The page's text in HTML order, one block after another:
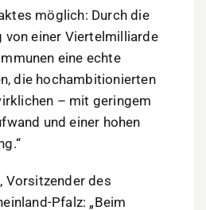
möglich: Durch die
von einer Viertelmilliarde
eine echte
die hochambitionierten
– mit geringem
und einer hohen
Vorsitzender des
Pfalz: „Beim